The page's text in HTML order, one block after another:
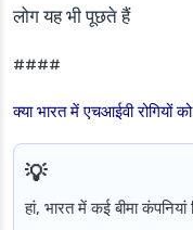
लोग यह भी पूछते हैं
####
क्या भारत में एचआईवी रोगियों
हां, भारत में कई बीमा